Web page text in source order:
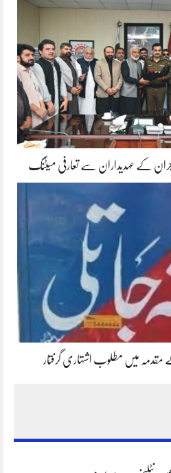
کے عہدیداران سے تعارفی میٹنگ
مقدمہ میں مطلوب اشتہاری گرفتار